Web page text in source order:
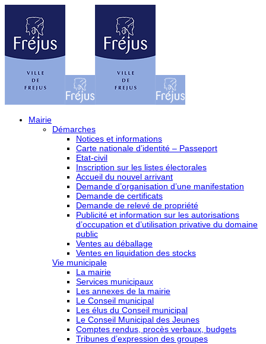
Mairie
Démarches
Notices et informations
Carte nationale d’identité – Passeport
Etat-civil
Inscription sur les listes électorales
Accueil du nouvel arrivant
Demande d’organisation d’une manifestation
Demande de certificats
Demande de relevé de propriété
Publicité et information sur les autorisations
d’occupation et d’utilisation privative du domaine
public
Ventes au déballage
Ventes en liquidation des stocks
Vie municipale
La mairie
Services municipaux
Les annexes de la mairie
Le Conseil municipal
Les élus du Conseil municipal
Le Conseil Municipal des Jeunes
Comptes rendus, procès verbaux, budgets
Tribunes d’expression des groupes